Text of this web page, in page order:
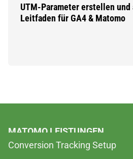
UTM-Parameter erstellen
Leitfaden für GA4 & Matomo
MATOMO LEISTUNGEN
Conversion Tracking Setup